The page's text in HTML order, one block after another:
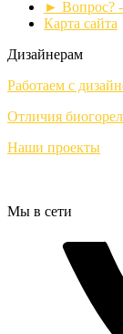
► Вопрос?
Карта сайта
Дизайнерам
Работаем с
Отличия
Наши проекты
Мы в сети